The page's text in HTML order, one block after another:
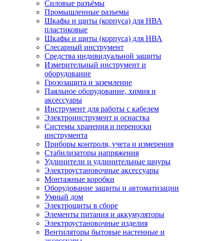
Силовые разъёмы
Промышленные разъемы
Шкафы и щиты (корпуса) для НВА
пластиковые
Шкафы и щиты (корпуса) для НВА
Слесарный инструмент
Средства индивидуальной защиты
Измерительный инструмент и
оборудование
Грозозащита и заземление
Паяльное оборудование, химия и
аксессуары
Инструмент для работы с кабелем
Электроинструмент и оснастка
Системы хранения и переноски
инструмента
Приборы контроля, учета и измерения
Стабилизаторы напряжения
Удлинители и удлинительные шнуры
Электроустановочные аксессуары
Монтажные коробки
Оборудование защиты и автоматизации
Умный дом
Электрощиты в сборе
Элементы питания и аккумуляторы
Электроустановочные изделия
Вентиляторы бытовые настенные и